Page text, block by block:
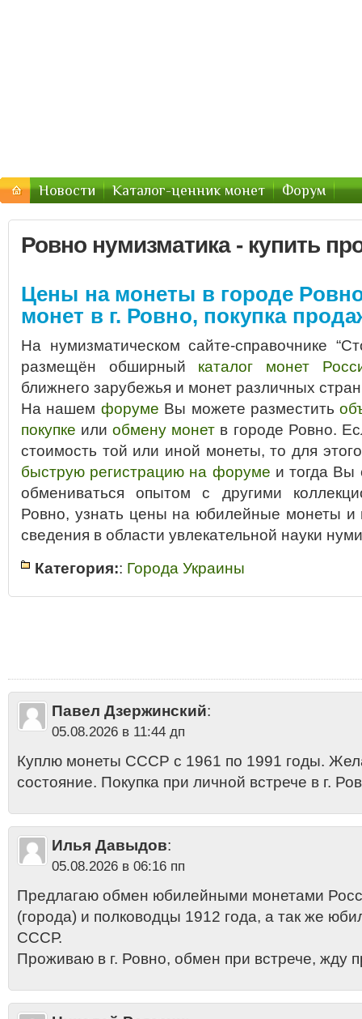
Новости Каталог-ценник монет Форум
Ровно нумизматика - купить
Цены на монеты в городе
монет в г. Ровно, покупка
На нумизматическом сайте-справочнике
размещён обширный каталог монет
ближнего зарубежья и монет различных
На нашем форуме Вы можете разместить
покупке илиобмену монет в городе Ровно.
стоимость той или иной монеты, то для
быструю регистрацию на форуме и тогда Вы
обмениваться опытом с другими
Ровно, узнать цены на юбилейные монеты и
сведения в области увлекательной науки
Категория:: Города Украины
Павел Дзержинский:
05.08.2026 в 11:44 дп
Куплю монеты СССР с 1961 по 1991 годы.
состояние. Покупка при личной встрече в г.
Илья Давыдов:
05.08.2026 в 06:16 пп
Предлагаю обмен юбилейными монетами
(города) и полководцы 1912 года, а так же
СССР.
Проживаю в г. Ровно, обмен при встрече, жду